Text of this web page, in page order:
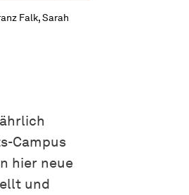
Falk, Sarah
Campus
hier neue
und